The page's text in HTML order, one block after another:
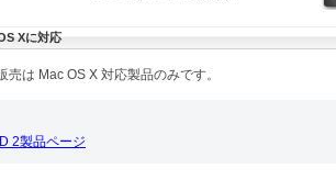
Xに対応
は Mac OS X 対応製品のみです。
2製品ページ